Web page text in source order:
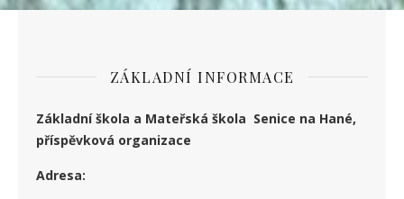
ZÁKLADNÍ INFORMACE
Základní škola a Mateřská škola Senice na Hané,
příspěvková organizace
Adresa: